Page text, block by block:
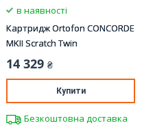
в наявності
Картридж Ortofon CONCORDE
MKII Scratch Twin
14 329 ₴
Купити
Безкоштовна доставка